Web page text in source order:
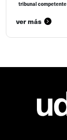
tribunal competente
ver más